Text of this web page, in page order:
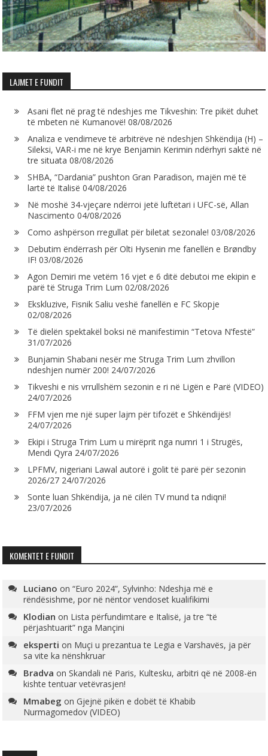
LAJMET E FUNDIT
Asani flet në prag të ndeshjes me Tikveshin: Tre pikët duhet
të mbeten në Kumanovë! 08/08/2026
Analiza e vendimeve të arbitrëve në ndeshjen Shkëndija (H) –
Sileksi, VAR-i me në krye Benjamin Kerimin ndërhyri saktë në
tre situata 08/08/2026
SHBA, “Dardania” pushton Gran Paradison, majën më të
lartë të Italisë 04/08/2026
Në moshë 34-vjeçare ndërroi jetë luftëtari i UFC-së, Allan
Nascimento 04/08/2026
Como ashpërson rregullat për biletat sezonale! 03/08/2026
Debutim ëndërrash për Olti Hysenin me fanellën e Brøndby
IF! 03/08/2026
Agon Demiri me vetëm 16 vjet e 6 ditë debutoi me ekipin e
parë të Struga Trim Lum 02/08/2026
Ekskluzive, Fisnik Saliu veshë fanellën e FC Skopje
02/08/2026
Të dielën spektakël boksi në manifestimin “Tetova N’festë”
31/07/2026
Bunjamin Shabani nesër me Struga Trim Lum zhvillon
ndeshjen numër 200! 24/07/2026
Tikveshi e nis vrrullshëm sezonin e ri në Ligën e Parë (VIDEO)
24/07/2026
FFM vjen me një super lajm për tifozët e Shkëndijës!
24/07/2026
Ekipi i Struga Trim Lum u mirëprit nga numri 1 i Strugës,
Mendi Qyra 24/07/2026
LPFMV, nigeriani Lawal autorë i golit të parë për sezonin
2026/27 24/07/2026
Sonte luan Shkëndija, ja në cilën TV mund ta ndiqni!
23/07/2026
KOMENTET E FUNDIT
Luciano on“Euro 2024”, Sylvinho: Ndeshja më e
rëndësishme, por në nëntor vendoset kualifikimi
Klodian on Lista përfundimtare e Italisë, ja tre “të
përjashtuarit” nga Mançini
eksperti on Muçi u prezantua te Legia e Varshavës, ja për
sa vite ka nënshkruar
Bradva onSkandali në Paris, Kultesku, arbitri që në 2008-ën
kishte tentuar vetëvrasjen!
Mmabeg onGjejnë pikën e dobët të Khabib
Nurmagomedov (VIDEO)